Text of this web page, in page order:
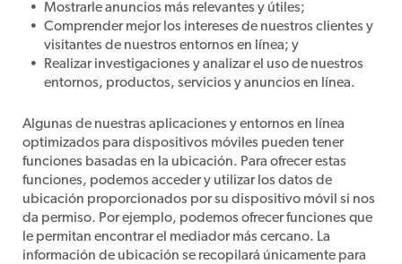
Mostrarle anuncios más relevantes y útiles;
Comprender mejor los intereses de nuestros clientes y
visitantes de nuestros entornos en línea; y
Realizar investigaciones y analizar el uso de nuestros
entornos, productos, servicios y anuncios en línea.
Algunas de nuestras aplicaciones y entornos en línea
optimizados para dispositivos móviles pueden tener
funciones basadas en la ubicación. Para ofrecer estas
funciones, podemos acceder y utilizar los datos de
ubicación proporcionados por su dispositivo móvil si nos
da permiso. Por ejemplo, podemos ofrecer funciones que
le permitan encontrar el mediador más cercano. La
información de ubicación se recopilará únicamente para